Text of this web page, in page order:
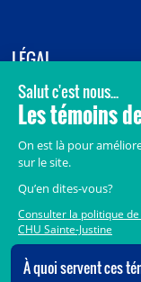
LÉGAL
© 2006-2026CHU
Tous droits réservés.
Accès aux